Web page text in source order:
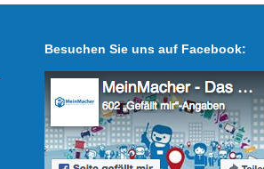
Besuchen Sie uns auf Facebook: